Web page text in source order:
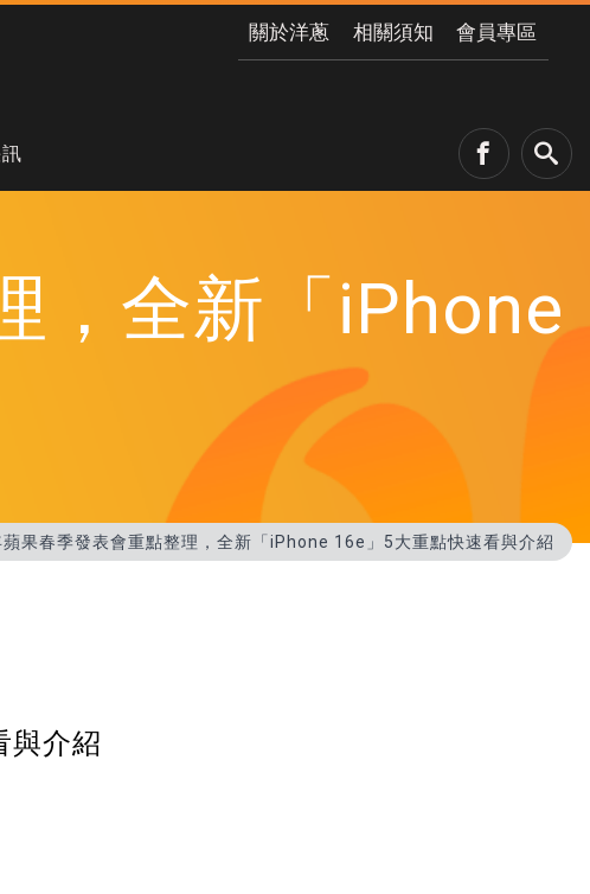
關於洋蔥 相關須知 會員專區
，全新「iPhone
果春季發表會重點整理，全新「iPhone 16e」5大重點快速看與介紹
與介紹